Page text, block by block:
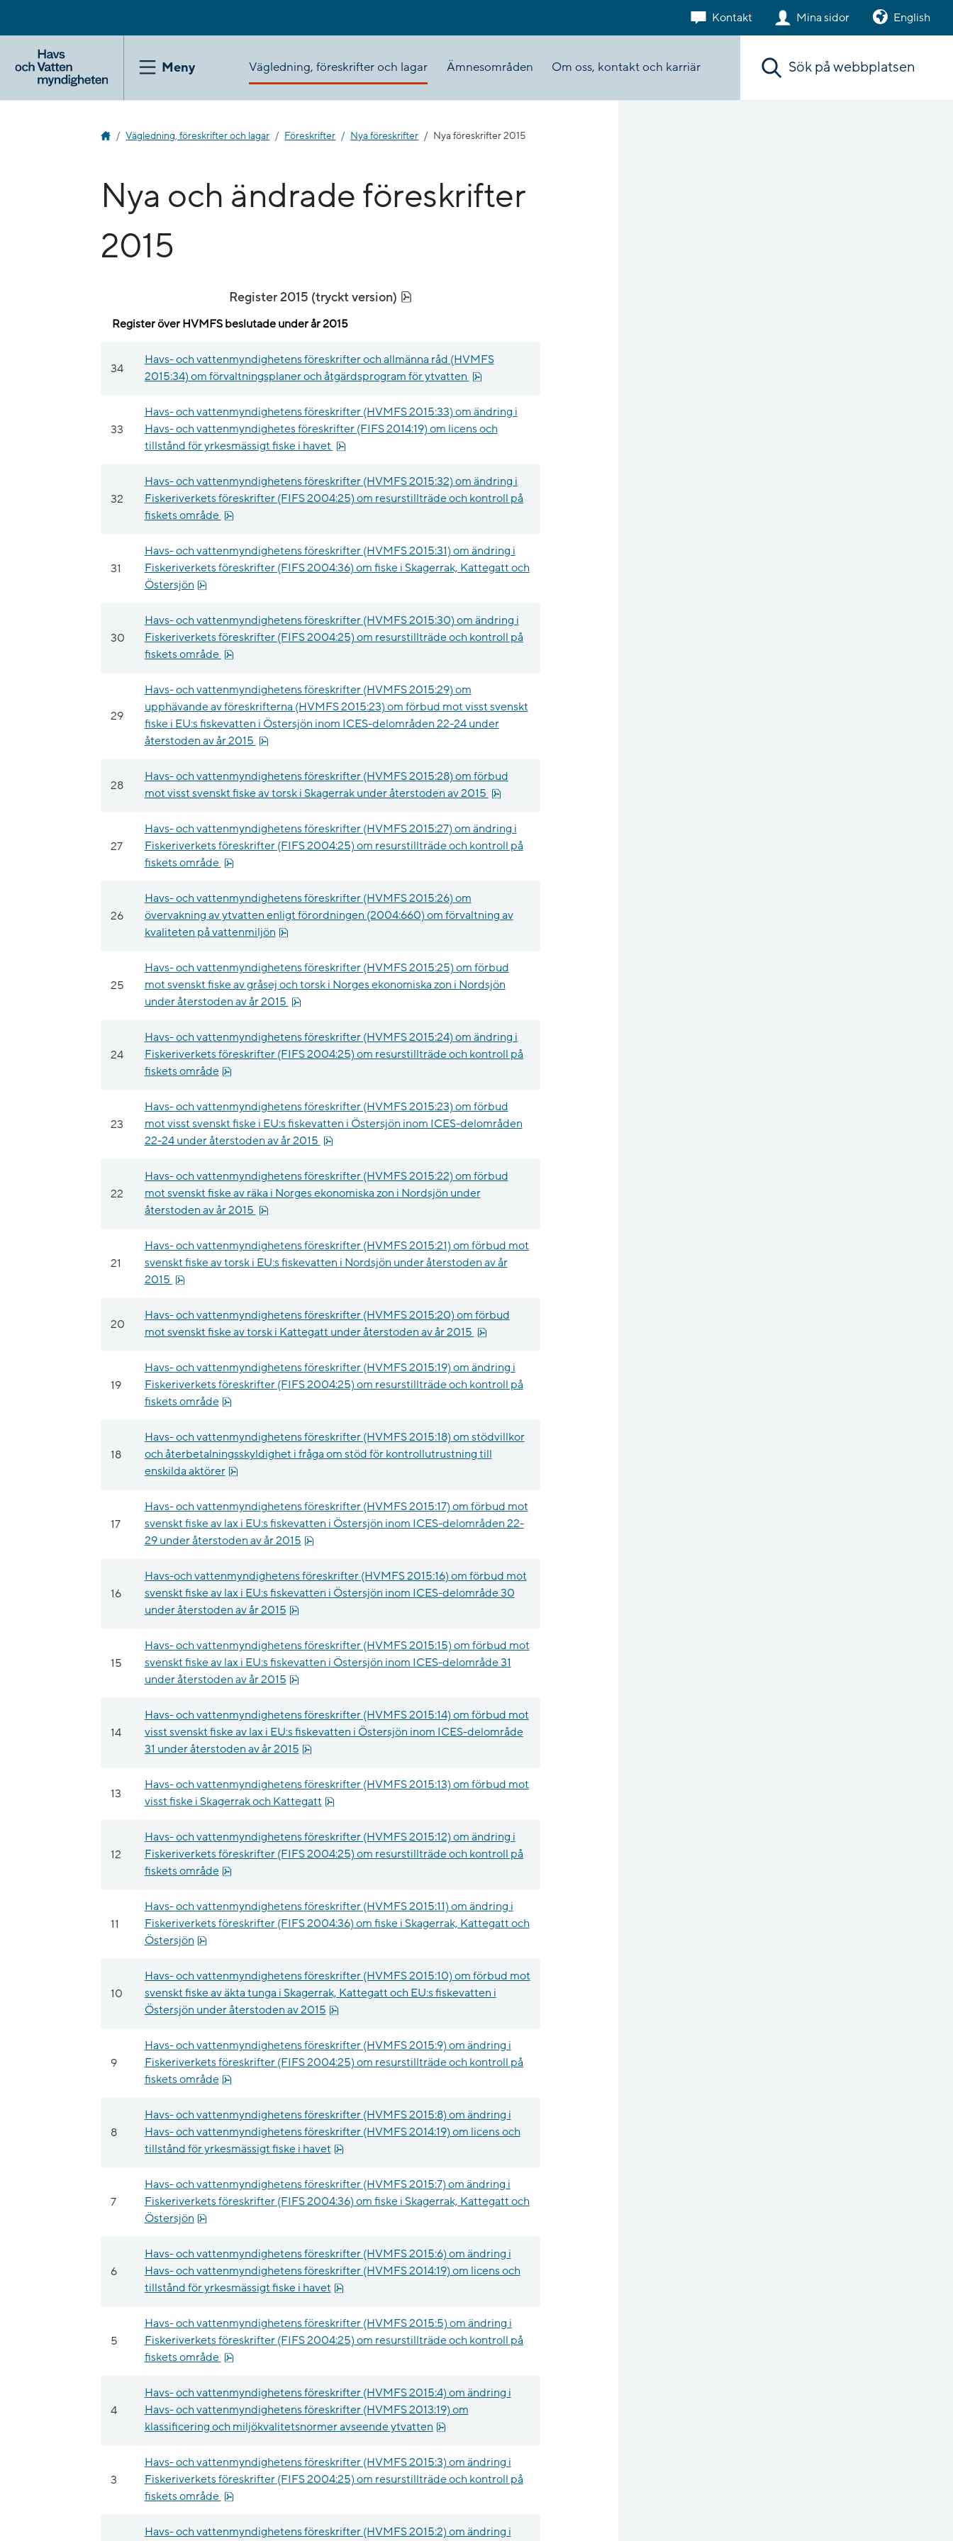
innehåll
Kontakt Mina sidor English
Meny Vägledning, föreskrifter och lagar Ämnesområden Om oss, kontakt och karriär
Vägledning, föreskrifter och lagar Föreskrifter Nya föreskrifter Nya föreskrifter 2015
Nya och ändrade föreskrifter
2015
Register 2015 (tryckt version) pdf, 238.5 kB.
Register över HVMFS beslutade under år 2015
34
Havs- och vattenmyndighetens föreskrifter och allmänna råd (HVMFS
2015:34) om förvaltningsplaner och åtgärdsprogram för ytvatten
pdf, 51.7 kB.
33
Havs- och vattenmyndighetens föreskrifter (HVMFS 2015:33) om ändring i
Havs- och vattenmyndighetes föreskrifter (FIFS 2014:19) om licens och
tillstånd för yrkesmässigt fiske i havet
pdf, 18.4 kB.
32
Havs- och vattenmyndighetens föreskrifter (HVMFS 2015:32) om ändring i
Fiskeriverkets föreskrifter (FIFS 2004:25) om resurstillträde och kontroll på
fiskets område
pdf, 130.2 kB.
31
Havs- och vattenmyndighetens föreskrifter (HVMFS 2015:31) om ändring i
Fiskeriverkets föreskrifter (FIFS 2004:36) om fiske i Skagerrak, Kattegatt och
Östersjön
pdf, 93.7 kB.
30
Havs- och vattenmyndighetens föreskrifter (HVMFS 2015:30) om ändring i
Fiskeriverkets föreskrifter (FIFS 2004:25) om resurstillträde och kontroll på
fiskets område
pdf, 11.9 kB.
29
Havs- och vattenmyndighetens föreskrifter (HVMFS 2015:29) om
upphävande av föreskrifterna (HVMFS 2015:23) om förbud mot visst svenskt
fiske i EU:s fiskevatten i Östersjön inom ICES-delområden 22-24 under
återstoden av år 2015
pdf, 10.1 kB.
28
Havs- och vattenmyndighetens föreskrifter (HVMFS 2015:28) om förbud
mot visst svenskt fiske av torsk i Skagerrak under återstoden av 2015
pdf, 14.2 kB.
27
Havs- och vattenmyndighetens föreskrifter (HVMFS 2015:27) om ändring i
Fiskeriverkets föreskrifter (FIFS 2004:25) om resurstillträde och kontroll på
fiskets område
pdf, 30 kB.
26
Havs- och vattenmyndighetens föreskrifter (HVMFS 2015:26) om
övervakning av ytvatten enligt förordningen (2004:660) om förvaltning av
kvaliteten på vattenmiljön
pdf, 128.4 kB.
25
Havs- och vattenmyndighetens föreskrifter (HVMFS 2015:25) om förbud
mot svenskt fiske av gråsej och torsk i Norges ekonomiska zon i Nordsjön
under återstoden av år 2015
pdf, 13.6 kB.
24
Havs- och vattenmyndighetens föreskrifter (HVMFS 2015:24) om ändring i
Fiskeriverkets föreskrifter (FIFS 2004:25) om resurstillträde och kontroll på
fiskets område
pdf, 35 kB.
23
Havs- och vattenmyndighetens föreskrifter (HVMFS 2015:23) om förbud
mot visst svenskt fiske i EU:s fiskevatten i Östersjön inom ICES-delområden
22-24 under återstoden av år 2015
pdf, 80.3 kB.
22
Havs- och vattenmyndighetens föreskrifter (HVMFS 2015:22) om förbud
mot svenskt fiske av räka i Norges ekonomiska zon i Nordsjön under
återstoden av år 2015
pdf, 12.3 kB.
21
Havs- och vattenmyndighetens föreskrifter (HVMFS 2015:21) om förbud mot
svenskt fiske av torsk i EU:s fiskevatten i Nordsjön under återstoden av år
2015
pdf, 13.9 kB.
20
Havs- och vattenmyndighetens föreskrifter (HVMFS 2015:20) om förbud
mot svenskt fiske av torsk i Kattegatt under återstoden av år 2015
pdf, 14.2 kB.
19
Havs- och vattenmyndighetens föreskrifter (HVMFS 2015:19) om ändring i
Fiskeriverkets föreskrifter (FIFS 2004:25) om resurstillträde och kontroll på
fiskets område
pdf, 31.5 kB.
18
Havs- och vattenmyndighetens föreskrifter (HVMFS 2015:18) om stödvillkor
och återbetalningsskyldighet i fråga om stöd för kontrollutrustning till
enskilda aktörer
pdf, 24.4 kB.
17
Havs- och vattenmyndighetens föreskrifter (HVMFS 2015:17) om förbud mot
svenskt fiske av lax i EU:s fiskevatten i Östersjön inom ICES-delområden 22-
29 under återstoden av år 2015
pdf, 15.5 kB.
16
Havs-och vattenmyndighetens föreskrifter (HVMFS 2015:16) om förbud mot
svenskt fiske av lax i EU:s fiskevatten i Östersjön inom ICES-delområde 30
under återstoden av år 2015
pdf, 15.1 kB.
15
Havs- och vattenmyndighetens föreskrifter (HVMFS 2015:15) om förbud mot
svenskt fiske av lax i EU:s fiskevatten i Östersjön inom ICES-delområde 31
under återstoden av år 2015
pdf, 16.9 kB.
14
Havs- och vattenmyndighetens föreskrifter (HVMFS 2015:14) om förbud mot
visst svenskt fiske av lax i EU:s fiskevatten i Östersjön inom ICES-delområde
31 under återstoden av år 2015
pdf, 16.3 kB.
13
Havs- och vattenmyndighetens föreskrifter (HVMFS 2015:13) om förbud mot
visst fiske i Skagerrak och Kattegatt
pdf, 12.2 kB.
12
Havs- och vattenmyndighetens föreskrifter (HVMFS 2015:12) om ändring i
Fiskeriverkets föreskrifter (FIFS 2004:25) om resurstillträde och kontroll på
fiskets område
pdf, 101.6 kB.
11
Havs- och vattenmyndighetens föreskrifter (HVMFS 2015:11) om ändring i
Fiskeriverkets föreskrifter (FIFS 2004:36) om fiske i Skagerrak, Kattegatt och
Östersjön
pdf, 153 kB.
10
Havs- och vattenmyndighetens föreskrifter (HVMFS 2015:10) om förbud mot
svenskt fiske av äkta tunga i Skagerrak, Kattegatt och EU:s fiskevatten i
Östersjön under återstoden av 2015
pdf, 14.3 kB.
9
Havs- och vattenmyndighetens föreskrifter (HVMFS 2015:9) om ändring i
Fiskeriverkets föreskrifter (FIFS 2004:25) om resurstillträde och kontroll på
fiskets område
pdf, 33.3 kB.
8
Havs- och vattenmyndighetens föreskrifter (HVMFS 2015:8) om ändring i
Havs- och vattenmyndighetens föreskrifter (HVMFS 2014:19) om licens och
tillstånd för yrkesmässigt fiske i havet
pdf, 107.5 kB.
7
Havs- och vattenmyndighetens föreskrifter (HVMFS 2015:7) om ändring i
Fiskeriverkets föreskrifter (FIFS 2004:36) om fiske i Skagerrak, Kattegatt och
Östersjön
pdf, 205.5 kB.
6
Havs- och vattenmyndighetens föreskrifter (HVMFS 2015:6) om ändring i
Havs- och vattenmyndighetens föreskrifter (HVMFS 2014:19) om licens och
tillstånd för yrkesmässigt fiske i havet
pdf, 39.5 kB.
5
Havs- och vattenmyndighetens föreskrifter (HVMFS 2015:5) om ändring i
Fiskeriverkets föreskrifter (FIFS 2004:25) om resurstillträde och kontroll på
fiskets område
pdf, 12.7 kB.
4
Havs- och vattenmyndighetens föreskrifter (HVMFS 2015:4) om ändring i
Havs- och vattenmyndighetens föreskrifter (HVMFS 2013:19) om
klassificering och miljökvalitetsnormer avseende ytvatten
pdf, 518.1 kB.
3
Havs- och vattenmyndighetens föreskrifter (HVMFS 2015:3) om ändring i
Fiskeriverkets föreskrifter (FIFS 2004:25) om resurstillträde och kontroll på
fiskets område
pdf, 21.5 kB.
Havs- och vattenmyndighetens föreskrifter (HVMFS 2015:2) om ändring i